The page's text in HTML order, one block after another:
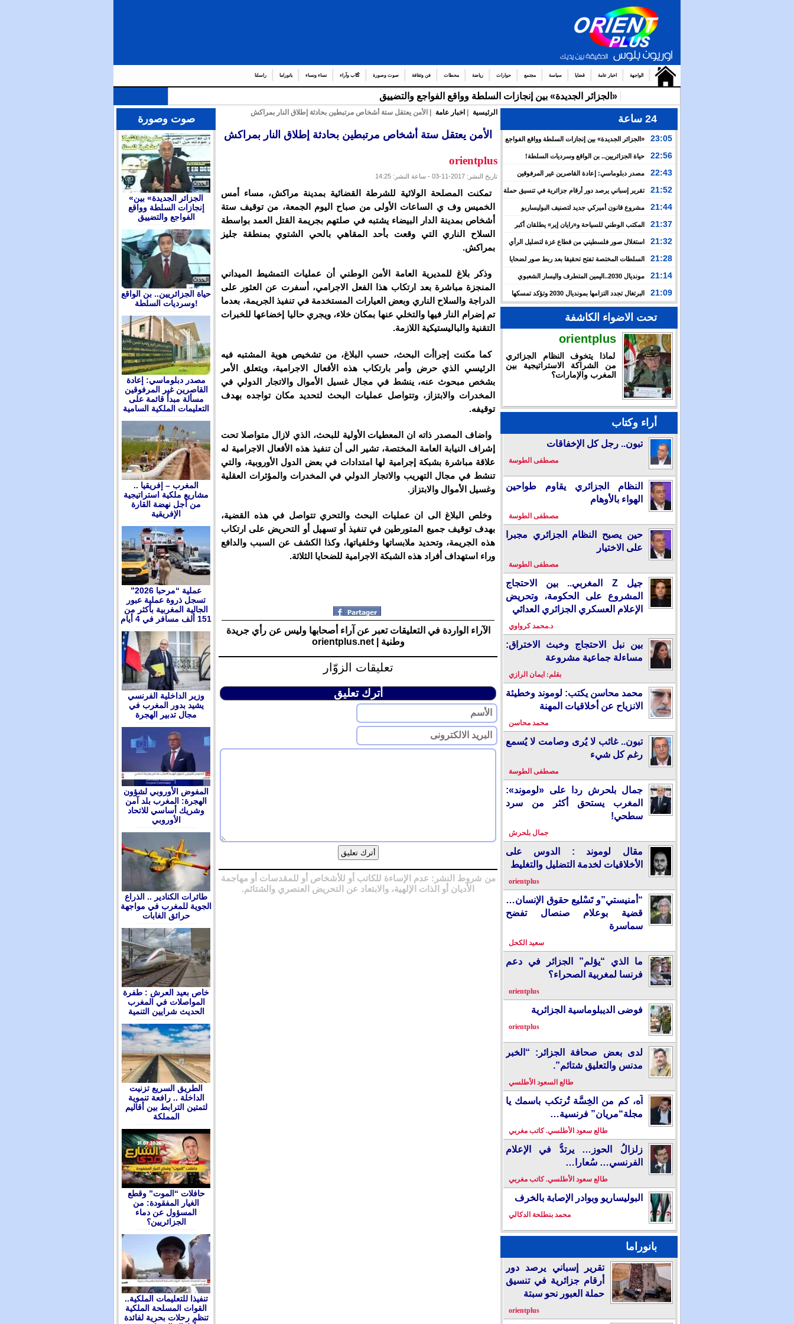
الواجهة اخبار عامة قضايا سياسة مجتمع حوارات رياضة محطات فن وثقافة صوت وصورة كُتّاب وآراء نساء ونساء بانوراما راسلنا
«الجزائر الجديدة» بين إنجازات السلطة وواقع الفواجع والتضييق
24 ساعة
23:05
«الجزائر الجديدة» بين إنجازات السلطة وواقع الفواجع
والتضييق
22:56 حياة الجزائريين.. بن الواقع وسرديات السلطة!
22:43
مصدر دبلوماسي: إعادة القاصرين غير المرفوقين
مسألة مبدأ قائمة على التعليمات الملكية السامية
21:52
تقرير إسباني يرصد دور أرقام جزائرية في تنسيق حملة
العبور نحو سبتة
21:44
مشروع قانون أميركي جديد لتصنيف البوليساريو
منظمة إرهابية
21:37
المكتب الوطني للسياحة و«رايان إير» يطلقان أكبر
برنامج جوي شتوي نحو المغرب
21:32
استغلال صور فلسطيني من قطاع غزة لتضليل الرأي
العام بشأن أحداث سبتة
21:28
السلطات المختصة تفتح تحقيقا بعد ربط صور لضحايا
حرب غزة بأحداث سبتة
21:14
مونديال 2030..اليمين المتطرف واليسار الشعبوي
يوظفان الهجرة لاستهداف المغرب
21:09
البرتغال تجدد التزامها بمونديال 2030 وتؤكد تمسكها
بالشراكة مع المغرب وإسبانيا
تحت الاضواء الكاشفة
orientplus
لماذا يتخوف النظام الجزائري
من الشراكة الاستراتيجية بين
المغرب والإمارات؟
أراء وكتاب
تبون.. رجل كل الإخفاقات
مصطفى الطوسة
النظام الجزائري يقاوم طواحين
الهواء بالأوهام
مصطفى الطوسة
حين يصبح النظام الجزائري مجبرا
على الاختيار
مصطفى الطوسة
جيل Z المغربي.. بين الاحتجاج
المشروع على الحكومة، وتحريض
الإعلام العسكري الجزائري العدائي
د.محمد كرواوي
بين نبل الاحتجاج وخبث الاختراق:
مساءلة جماعية مشروعة
بقلم: ايمان الرازي
محمد محاسن يكتب: لوموند وخطيئة
الانزياح عن أخلاقيات المهنة
محمد محاسن
تبون.. غائب لا يُرى وصامت لا يُسمع
رغم كل شيء
مصطفى الطوسة
جمال بلحرش ردا على «لوموند»:
المغرب يستحق أكثر من سرد
سطحي!
جمال بلحرش
مقال لوموند : الدوس على
الأخلاقيات لخدمة التضليل والتغليط
orientplus
“أمنيستي”و تَسْليع حقوق الإنسان…
قضية بوعلام صنصال تفضح
سماسرة
سعيد الكحل
ما الذي “يؤلم” الجزائر في دعم
فرنسا لمغربية الصحراء؟
orientplus
فوضى الديبلوماسية الجزائرية
orientplus
لدى بعض صحافة الجزائر: “الخبر
مدنس والتعليق شتائم”.
طالع السعود الأطلسي
آه، كم من الخِسَّة تُرتكب باسمك يا
مجلة“مريان” فرنسية…
طالع سعود الأطلسي. كاتب مغربي
زلزالُ الحوز… يرتدُّ في الإعلام
الفرنسي… سُعارا…
طالع سعود الأطلسي. كاتب مغربي
البوليساريو وبوادر الإصابة بالخرف
محمد بنطلحة الدكالي
بانوراما
تقرير إسباني يرصد دور
أرقام جزائرية في تنسيق
حملة العبور نحو سبتة
orientplus
الرئيسية اخبار عامة | الأمن يعتقل ستة أشخاص مرتبطين بحادثة إطلاق النار بمراكش
الأمن يعتقل ستة أشخاص مرتبطين بحادثة إطلاق النار بمراكش
orientplus
تاريخ النشر: 2017-11-03 - ساعة النشر: 14:25
تمكنت المصلحة الولائية للشرطة القضائية بمدينة مراكش، مساء أمس
الخميس وف ي الساعات الأولى من صباح اليوم الجمعة، من توقيف ستة
أشخاص بمدينة الدار البيضاء يشتبه في صلتهم بجريمة القتل العمد بواسطة
السلاح الناري التي وقعت بأحد المقاهي بالحي الشتوي بمنطقة جليز
بمراكش.
وذكر بلاغ للمديرية العامة الأمن الوطني أن عمليات التمشيط الميداني
المنجزة مباشرة بعد ارتكاب هذا الفعل الاجرامي، أسفرت عن العثور على
الدراجة والسلاح الناري وبعض العيارات المستخدمة في تنفيذ الجريمة، بعدما
تم إضرام النار فيها والتخلي عنها بمكان خلاء، ويجري حاليا إخضاعها للخبرات
التقنية والباليستيكية اللازمة.
كما مكنت إجراأت البحث، حسب البلاغ، من تشخيص هوية المشتبه فيه
الرئيسي الذي حرض وأمر بارتكاب هذه الأفعال الاجرامية، ويتعلق الأمر
بشخص مبحوث عنه، ينشط في مجال غسيل الأموال والاتجار الدولي في
المخدرات والابتزاز، وتتواصل عمليات البحث لتحديد مكان تواجده بهدف
توقيفه.
واضاف المصدر ذاته ان المعطيات الأولية للبحث، الذي لازال متواصلا تحت
إشراف النيابة العامة المختصة، تشير الى أن تنفيذ هذه الأفعال الاجرامية له
علاقة مباشرة بشبكة إجرامية لها امتدادات في بعض الدول الأوروبية، والتي
تنشط في مجال التهريب والاتجار الدولي في المخدرات والمؤثرات العقلية
وغسيل الأموال والابتزاز.
وخلص البلاغ الى ان عمليات البحث والتحري تتواصل في هذه القضية،
بهدف توقيف جميع المتورطين في تنفيذ أو تسهيل أو التحريض على ارتكاب
هذه الجريمة، وتحديد ملابساتها وخلفياتها، وكذا الكشف عن السبب والدافع
وراء استهداف أفراد هذه الشبكة الاجرامية للضحايا الثلاثة.
الآراء الواردة في التعليقات تعبر عن آراء أصحابها وليس عن رأي جريدة
وطنية | orientplus.net
تعليقات الزوّار
أترك تعليق
من شروط النشر: عدم الإساءة للكاتب أو للأشخاص أو للمقدسات أو مهاجمة
الأديان أو الذات الإلهية، والابتعاد عن التحريض العنصري والشتائم.
صوت وصورة
«الجزائر الجديدة» بين
إنجازات السلطة وواقع
الفواجع والتضييق
حياة الجزائريين.. بن الواقع
وسرديات السلطة!
مصدر دبلوماسي: إعادة
القاصرين غير المرفوقين
مسألة مبدأ قائمة على
التعليمات الملكية السامية
المغرب – إفريقيا ..
مشاريع ملكية استراتيجية
من أجل نهضة القارة
الإفريقية
عملية “مرحبا 2026”
تسجل ذروة عملية عبور
الجالية المغربية بأكثر من
151 ألف مسافر في 4 أيام
وزير الداخلية الفرنسي
يشيد بدور المغرب في
مجال تدبير الهجرة
المفوض الأوروبي لشؤون
الهجرة: المغرب بلد آمن
وشريك أساسي للاتحاد
الأوروبي
طائرات الكنادير .. الذراع
الجوية للمغرب في مواجهة
حرائق الغابات
ﺧﺎﺹ ﺑﻌﻴﺪ ﺍﻟﻌﺮﺵ : ﻃﻔﺮﺓ
ﺍﻟﻤﻮﺍﺻﻼﺕ ﻓﻲ ﺍﻟﻤﻐﺮﺏ
ﺍﻟﺤﺪﻳﺚ ﺷﺮﺍﻳﻴﻦ ﺍﻟﺘﻨﻤﻴﺔ
الطريق السريع تزنيت
الداخلة .. رافعة تنموية
لتمتين الترابط بين أقاليم
المملكة
حافلات “الموت” وقطع
الغيار المفقودة: من
المسؤول عن دماء
الجزائريين؟
تنفيذا للتعليمات الملكية..
القوات المسلحة الملكية
تنظم رحلات بحرية لفائدة